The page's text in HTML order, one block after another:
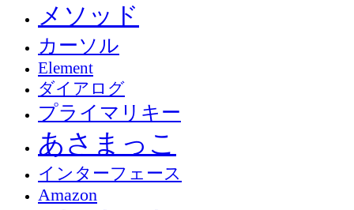
メソッド
カーソル
Element
ダイアログ
プライマリキー
あさまっこ
インターフェース
Amazon